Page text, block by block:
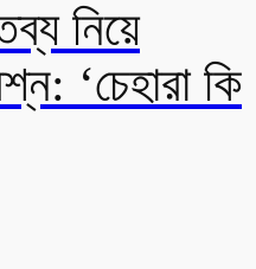
নিয়ে
‘চেহারা কি